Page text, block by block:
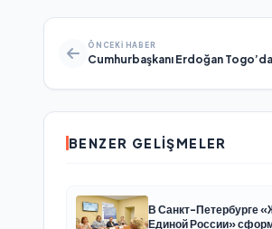
ÖNCEKI HABER
Cumhurbaşkanı Erdoğan Togo’da
BENZER GELIŞMELER
В Санкт-Петербурге
Единой России»